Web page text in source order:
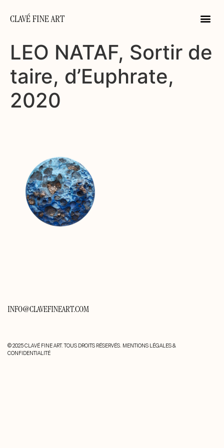
CLAVÉ FINE ART
LEO NATAF, Sortir de
taire, d’Euphrate,
2020
INFO@CLAVEFINEART.COM
© 2025 CLAVÉ FINE ART. TOUS DROITS RÉSERVÉS. MENTIONS LÉGALES &
CONFIDENTIALITÉ